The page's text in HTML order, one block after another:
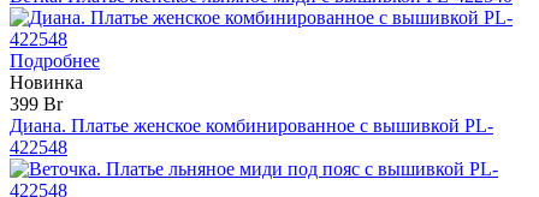
Подробнее
Новинка
399 Br
Диана. Платье женское комбинированное с вышивкой PL-
422548